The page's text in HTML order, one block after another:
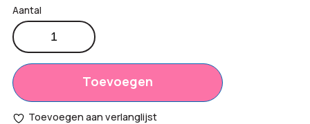
Productprijs:
Totaal
opties:
€0,00
Crossbody
tas
aantal
Toevoegen
Toevoegen aan verlanglijst